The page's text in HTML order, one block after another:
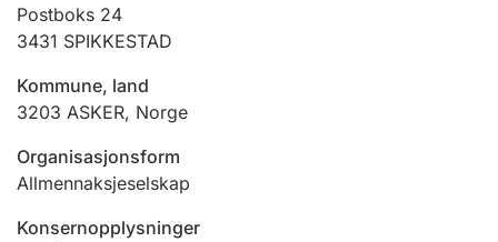
Andre tema
Postboks 24
3431 SPIKKESTAD
Kommune, land
3203 ASKER, Norge
Organisasjonsform
Allmennaksjeselskap
Konsernopplysninger